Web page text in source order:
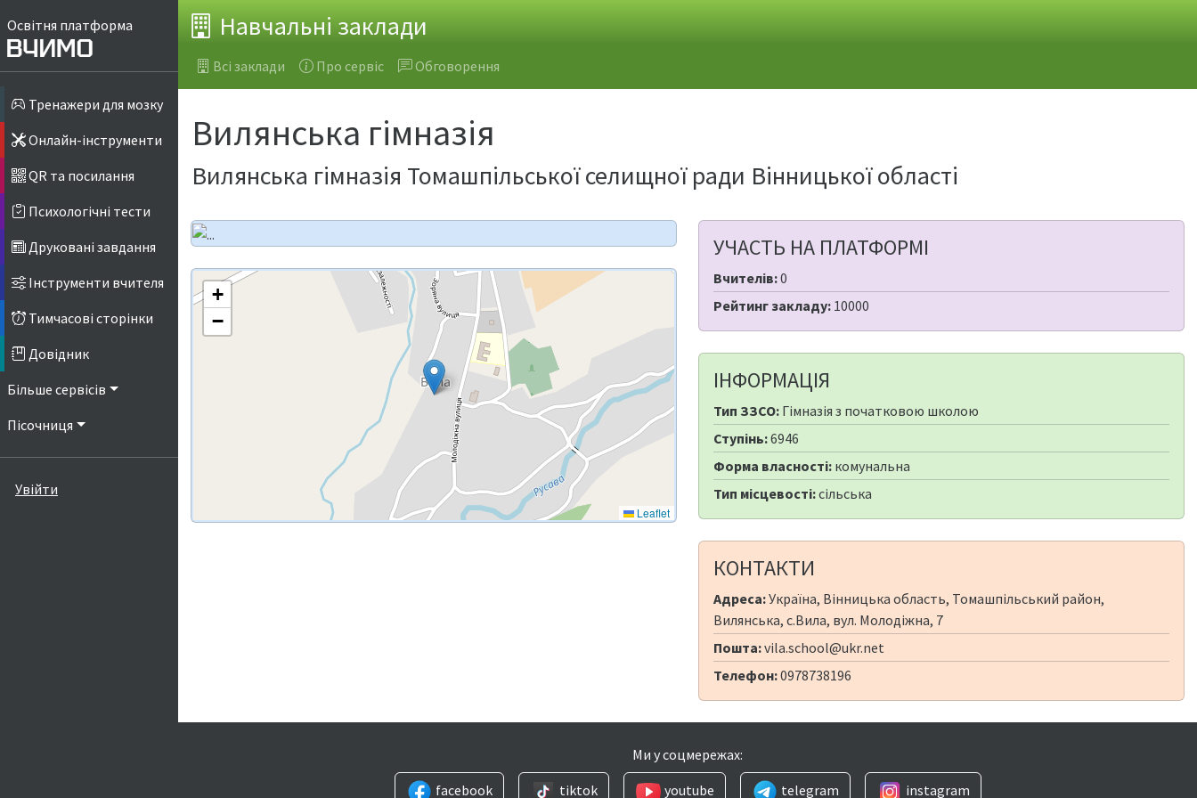
Освітня платформа
Тренажери для мозку
Онлайн-інструменти
QR та посилання
Психологічні тести
Друковані завдання
Інструменти вчителя
Тимчасові сторінки
Довідник
Більше сервісів
Пісочниця
Увійти
Навчальні заклади
Всі заклади Про сервіс Обговорення
Вилянська гімназія
Вилянська гімназія Томашпільської селищної ради Вінницької області
+
−
Leaflet
УЧАСТЬ НА ПЛАТФОРМІ
Вчителів:0
Рейтинг закладу: 10000
ІНФОРМАЦІЯ
Тип ЗЗСО: Гімназія з початковою школою
Ступінь:6946
Форма власності: комунальна
Тип місцевості:сільська
КОНТАКТИ
Адреса:Україна, Вінницька область, Томашпільський район,
Вилянська, с.Вила, вул. Молодіжна, 7
Пошта:vila.school@ukr.net
Телефон:0978738196
Ми у соцмережах:
facebook
tiktok youtube telegram instagram